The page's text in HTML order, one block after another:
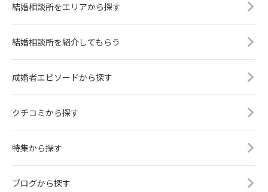
結婚相談所をエリアから探す
結婚相談所を紹介してもらう
成婚者エピソードから探す
クチコミから探す
特集から探す
ブログから探す